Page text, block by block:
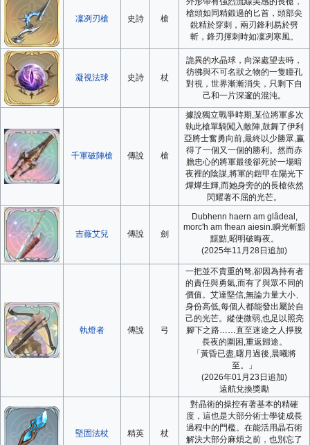
凜冽刃槍 史詩 槍
槍頭如同精鍛過的匕首，頭部尖
銳精於穿刺，兩刃鋒利易於劈
斬，鋒刃揮刺時如凜冽寒風。
凝視法球 史詩 杖
詭異的水晶球，向深處望去時，
彷彿與不可名狀之物的一隻瞳孔
對視，世界漸漸消失，只剩下自
己和一片深邃的混沌。
千軍破陣槍 傳說 槍
據說獨立戰爭時期,某位將軍多次
執此槍單騎闖入敵陣,鼓舞了伊利
亞將士奮勇向前,最終以少勝眾,赢
得了一個又一個的勝利。然而赤
膽忠心的將軍最後卻死於一場暗
夜裡的陰謀,將軍的鎧甲在陽光下
燁燁生輝,而她身旁的的長槍依然
閃耀著不屈的光芒。
吉薇艾兒 傳說 劍
Dubhenn haern am glâdeal,
morc'h am fhean aiesin.瞬光斬黯
黮黠,昭明破晦夜。
(2025年11月28日追加)
執燈者 傳說 弓
一把並不貴重的弩,卻因為持有者
的責任與勇氣,而有了與眾不同的
價值。艾達堅信,無論力量大小、
身份高低,每個人都能發出屬於自
己的光芒。縱使微弱,也足以照亮
腳下之路……直至迷途之人掙脫
長夜的圍困,重返歸途。
「黃昏已盡,曙月過後,晨曦將
至。」
(2026年01月23日追加)
遠航兌換獎勵
堅固法杖 精英 杖
對晶術的操控有著基本的精確
度，這也是大部分術士學徒成長
過程中的門檻。在能活用晶石術
解決大部分麻煩之前，也別忘了